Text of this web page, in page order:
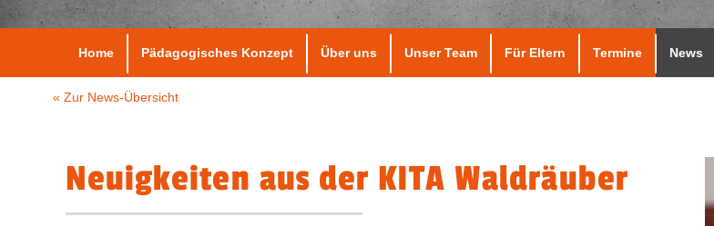
Home Pädagogisches Konzept Über uns Unser Team Für Eltern Termine News
« Zur News-Übersicht
Neuigkeiten aus der KITA Waldräuber